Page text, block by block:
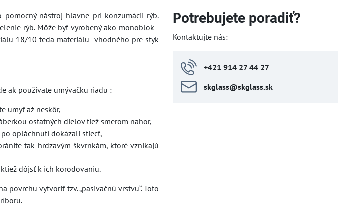
nástroj hlavne pri konzumácii rýb.
rýb. Môže byť vyrobený ako monoblok -
18/10 teda materiálu vhodného pre styk
ak používate umývačku riadu :
umyť až neskôr,
ostatných dielov tiež smerom nahor,
opláchnutí dokázali stiecť,
tak hrdzavým škvrnkám, ktoré vznikajú
dôjsť k ich korodovaniu.
vytvoriť tzv. „pasivačnú vrstvu“. Toto
Potrebujete poradiť?
Kontaktujte nás:
+421 914 27 44 27
skglass​@skglass​.sk